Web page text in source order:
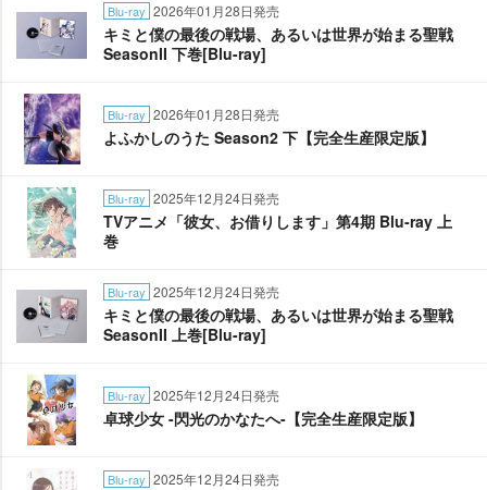
Blu-ray 2026年01月28日発売
キミと僕の最後の戦場、あるいは世界が始まる聖戦
SeasonII 下巻[Blu-ray]
Blu-ray 2026年01月28日発売
よふかしのうた Season2 下【完全生産限定版】
Blu-ray 2025年12月24日発売
TVアニメ「彼女、お借りします」第4期 Blu-ray 上
巻
Blu-ray 2025年12月24日発売
キミと僕の最後の戦場、あるいは世界が始まる聖戦
SeasonII 上巻[Blu-ray]
Blu-ray 2025年12月24日発売
卓球少女 -閃光のかなたへ-【完全生産限定版】
Blu-ray 2025年12月24日発売